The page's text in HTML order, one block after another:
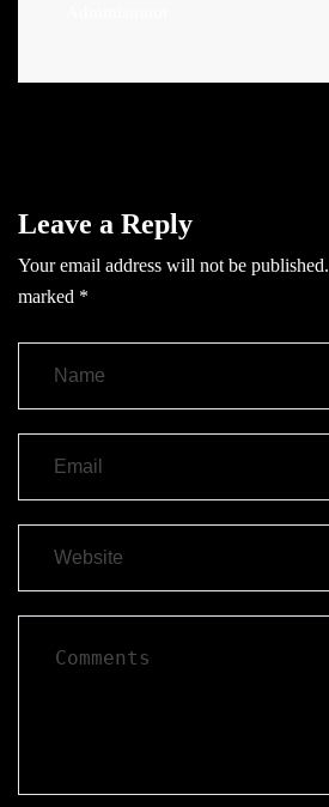
Leave a Reply
Your email address will not be published.
marked *